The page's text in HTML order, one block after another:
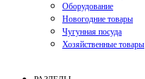
Оборудование
Новогодние товары
Чугунная посуда
Хозяйственные товары